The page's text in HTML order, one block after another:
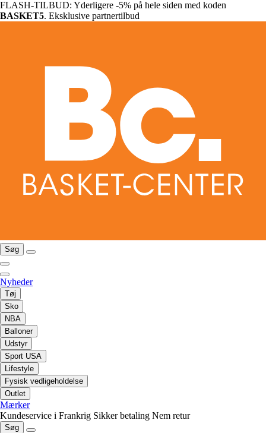
FLASH-TILBUD: Yderligere -5% på hele siden med koden
BASKET5. Eksklusive partnertilbud
Søg
Nyheder
Tøj
Sko
NBA
Balloner
Udstyr
Sport USA
Lifestyle
Fysisk vedligeholdelse
Outlet
Mærker
Kundeservice i Frankrig Sikker betaling Nem retur
Søg